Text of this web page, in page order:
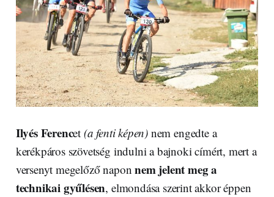
Ilyés Ferencet (a fenti képen) nem engedte a
kerékpáros szövetség indulni a bajnoki címért, mert a
versenyt megelőző naponnem jelent meg a
technikai gyűlésen, elmondása szerint akkor éppen